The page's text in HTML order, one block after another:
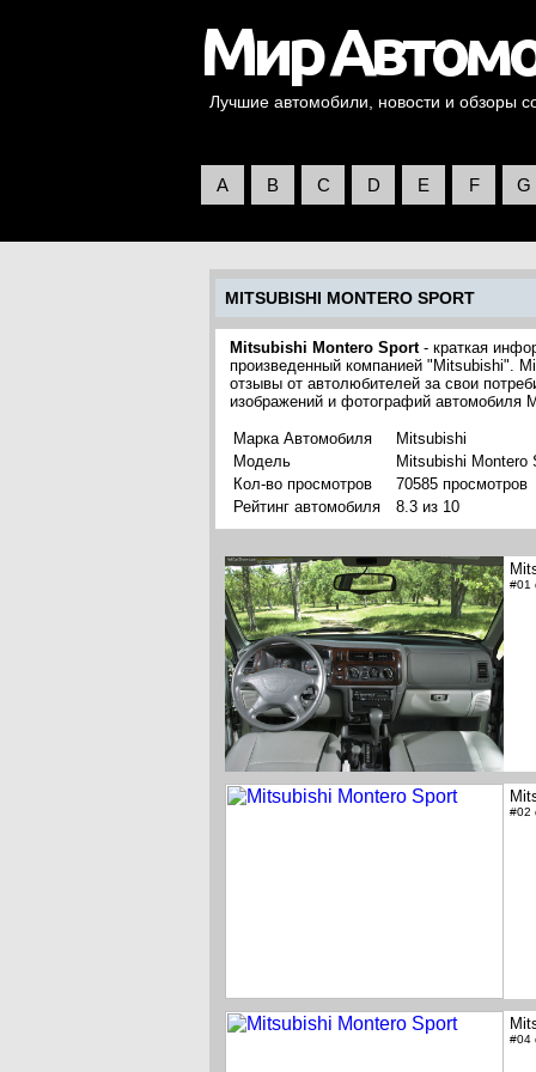
Лучшие автомобили, новости и обзоры
A B C D E F G
MITSUBISHI MONTERO SPORT
Mitsubishi Montero Sport- краткая
произведенный компанией "Mitsubishi".
отзывы от автолюбителей за свои
изображений и фотографий автомобиля
Марка Автомобиля
Mitsubishi
Модель
Mitsubishi Montero
Кол-во просмотров
70585 просмотров
Рейтинг автомобиля
8.3 из 10
#01
#02
#04